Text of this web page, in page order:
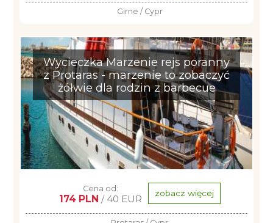
Girne / Cypr
Wycieczka Marzenie rejs poranny
z Protaras - marzenie to zobaczyć
żółwie dla rodzin z barbecue
Cena od:
174 PLN / 40 EUR zobacz więcej